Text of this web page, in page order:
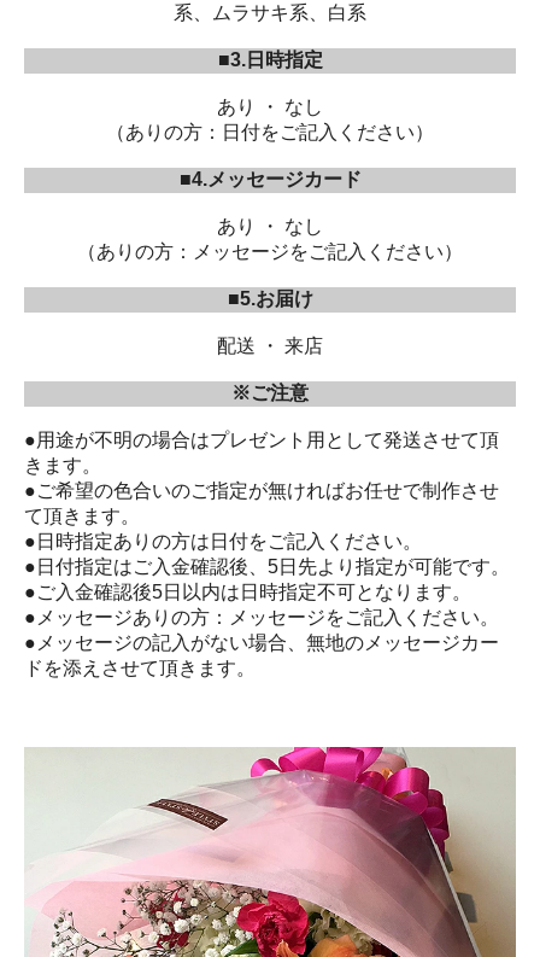
系、ムラサキ系、白系
■3.日時指定
あり ・ なし
（ありの方：日付をご記入ください）
■4.メッセージカード
あり ・ なし
（ありの方：メッセージをご記入ください）
■5.お届け
配送 ・ 来店
※ご注意
●用途が不明の場合はプレゼント用として発送させて頂
きます。
●ご希望の色合いのご指定が無ければお任せで制作させ
て頂きます。
●日時指定ありの方は日付をご記入ください。
●日付指定はご入金確認後、5日先より指定が可能です。
●ご入金確認後5日以内は日時指定不可となります。
●メッセージありの方：メッセージをご記入ください。
●メッセージの記入がない場合、無地のメッセージカー
ドを添えさせて頂きます。